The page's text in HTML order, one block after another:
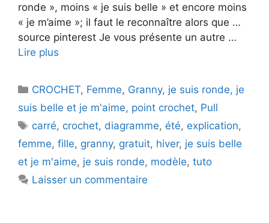
ronde », moins « je suis belle » et encore moins
« je m’aime »; il faut le reconnaître alors que …
source pinterest Je vous présente un autre …
Lire plus
Catégories
CROCHET, Femme, Granny, je suis ronde, je
suis belle et je m'aime, point crochet, Pull
Étiquettes
carré, crochet, diagramme, été, explication,
femme, fille, granny, gratuit, hiver, je suis belle
et je m'aime, je suis ronde, modèle, tuto
Laisser un commentaire